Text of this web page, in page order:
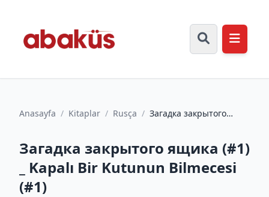
Anasayfa / Kitaplar / Rusça / Загадка закрытого
Загадка закрытого ящика (#1)
_ Kapalı Bir Kutunun Bilmecesi
(#1)